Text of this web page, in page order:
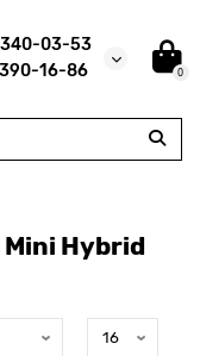
340-03-53
16-86
0
Mini Hybrid